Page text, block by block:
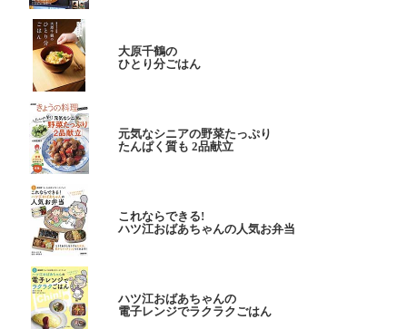
大原千鶴の
ひとり分ごはん
元気なシニアの野菜たっぷり
たんぱく質も 2品献立
これならできる!
ハツ江おばあちゃんの人気お弁当
ハツ江おばあちゃんの
電子レンジでラクラクごはん